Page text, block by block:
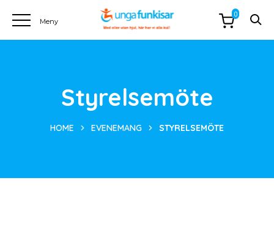
Styrelsemöte
HOME EVENEMANG STYRELSEMÖTE
0